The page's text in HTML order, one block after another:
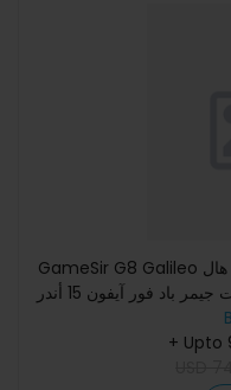
GameSir G8 Galileo وايرد جامباد موبايل فون كونترولر ويث هال
فور آيفون 15 أندر
+ Upto